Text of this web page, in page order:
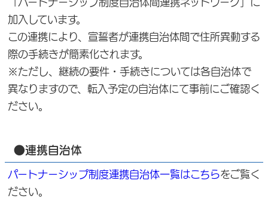
「パートナーシップ制度自治体間連携ネットワーク」に
加入しています。
この連携により、宣誓者が連携自治体間で住所異動する
際の手続きが簡素化されます。
※ただし、継続の要件・手続きについては各自治体で
異なりますので、転入予定の自治体にて事前にご確認く
ださい。
●連携自治体
パートナーシップ制度連携自治体一覧はこちらをご覧く
ださい。